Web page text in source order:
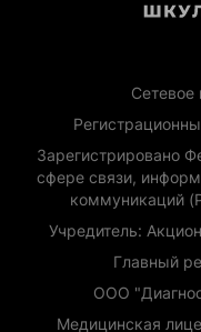
Сетевое
Зарегистрировано
сфере связи,
коммуникаций
Учредитель:
Главный
ООО
Медицинская